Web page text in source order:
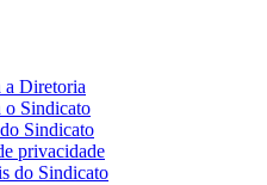
a Diretoria
o Sindicato
Sindicato
privacidade
do Sindicato